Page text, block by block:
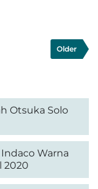
Older
Otsuka Solo
Warna
2020